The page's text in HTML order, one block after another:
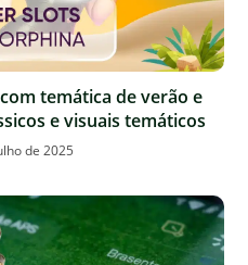
temática de verão e
e visuais temáticos
de 2025